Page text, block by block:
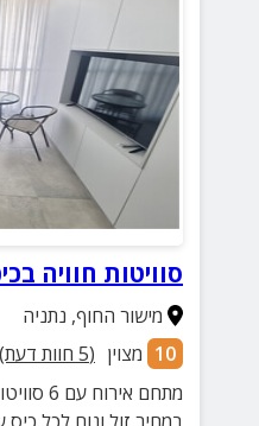
סוויטות חוויה
מישור החוף, נתניה
10 מצוין (
5 חוות דעת)
מתחם